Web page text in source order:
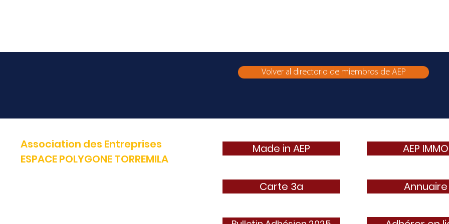
Volver al directorio de miembros de AEP
Association des Entreprises
ESPACE POLYGONE TORREMILA
Made in AEP
Carte 3a
AEP IMMO
Annuaire